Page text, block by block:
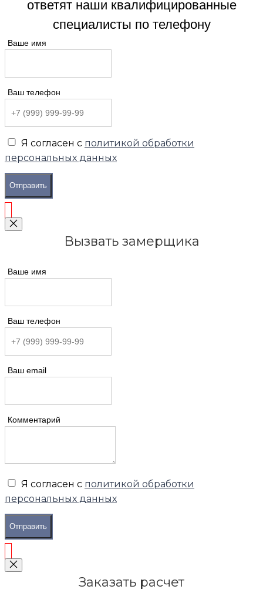
ответят наши квалифицированные
специалисты по телефону
Ваше имя
Ваш телефон
Я согласен с политикой обработки
персональных данных
Отправить
Вызвать замерщика
Ваше имя
Ваш телефон
Ваш email
Комментарий
Я согласен с политикой обработки
персональных данных
Отправить
Заказать расчет